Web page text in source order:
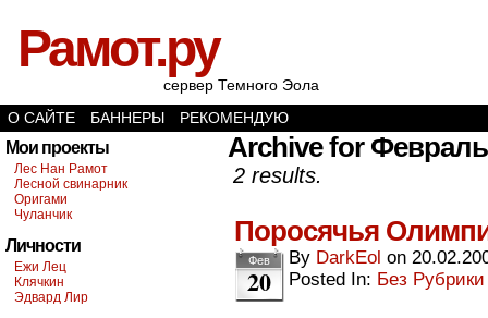
Рамот.ру
сервер Темного Эола
О САЙТЕ
БАННЕРЫ РЕКОМЕНДУЮ
Мои проекты
Лес Нан Рамот
Лесной свинарник
Оригами
Чуланчик
Личности
Ежи Лец
Клячкин
Эдвард Лир
Archive for Февраль
2 results.
Поросячья
Фев
20
By DarkEol on
Posted In: Без Рубрики